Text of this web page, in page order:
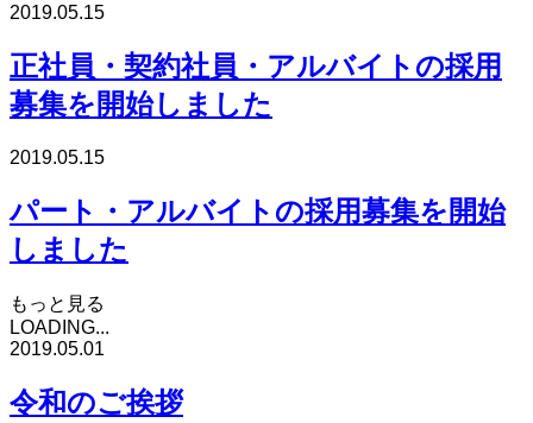
2019.05.15
正社員・契約社員・アルバイトの採用
募集を開始しました
2019.05.15
パート・アルバイトの採用募集を開始
しました
もっと見る
LOADING...
2019.05.01
令和のご挨拶